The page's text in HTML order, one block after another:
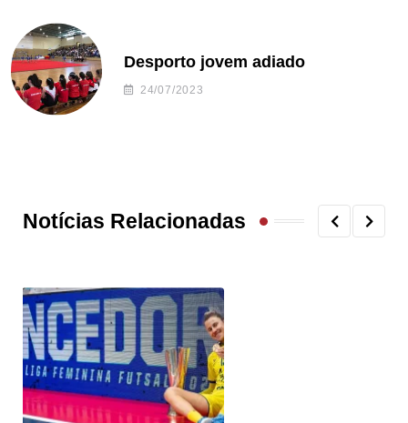
Desporto jovem adiado
24/07/2023
Notícias Relacionadas